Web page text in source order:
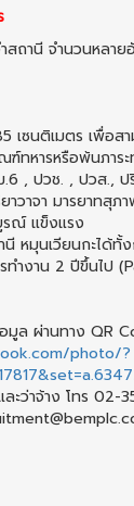
สถานี จำนวนหลาย
เซนติเมตร เพื่อส
ทหารหรือพ้นภาระ
.6 , ปวช. , ปวส.,
าจา มารยาทสุภา
ณ์ แข็งแรง
หมุนเวียนกะได้ทั้
ทำงาน 2 ปีขึ้นไป
มูล ผ่านทาง QR
photo/?
ละว่าจ้าง โทร